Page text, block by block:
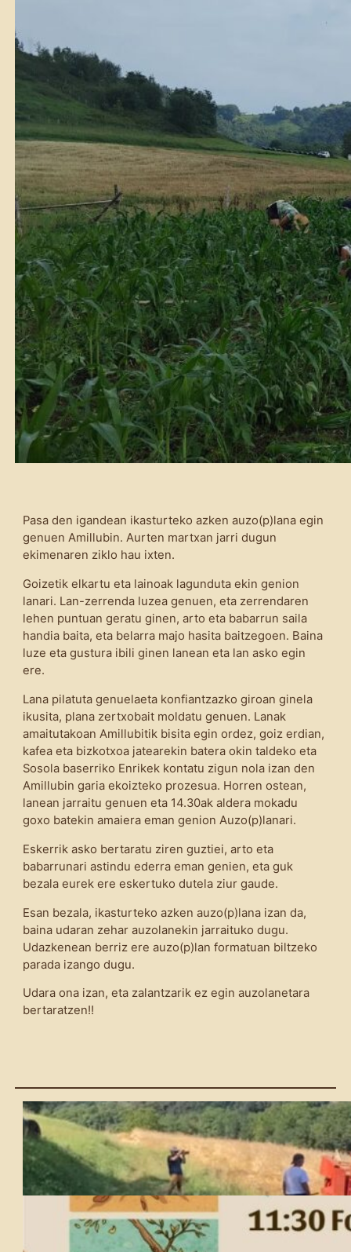
Pasa den igandean ikasturteko azken auzo(p)lana egin
genuen Amillubin. Aurten martxan jarri dugun
ekimenaren ziklo hau ixten.
Goizetik elkartu eta lainoak lagunduta ekin genion
lanari. Lan-zerrenda luzea genuen, eta zerrendaren
lehen puntuan geratu ginen, arto eta babarrun saila
handia baita, eta belarra majo hasita baitzegoen. Baina
luze eta gustura ibili ginen lanean eta lan asko egin
ere.
Lana pilatuta genuelaeta konfiantzazko giroan ginela
ikusita, plana zertxobait moldatu genuen. Lanak
amaitutakoan Amillubitik bisita egin ordez, goiz erdian,
kafea eta bizkotxoa jatearekin batera okin taldeko eta
Sosola baserriko Enrikek kontatu zigun nola izan den
Amillubin garia ekoizteko prozesua. Horren ostean,
lanean jarraitu genuen eta 14.30ak aldera mokadu
goxo batekin amaiera eman genion Auzo(p)lanari.
Eskerrik asko bertaratu ziren guztiei, arto eta
babarrunari astindu ederra eman genien, eta guk
bezala eurek ere eskertuko dutela ziur gaude.
Esan bezala, ikasturteko azken auzo(p)lana izan da,
baina udaran zehar auzolanekin jarraituko dugu.
Udazkenean berriz ere auzo(p)lan formatuan biltzeko
parada izango dugu.
Udara ona izan, eta zalantzarik ez egin auzolanetara
bertaratzen!!